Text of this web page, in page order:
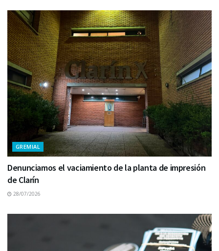
GREMIAL
Denunciamos el vaciamiento de la planta de impresión
de Clarín
28/07/2026